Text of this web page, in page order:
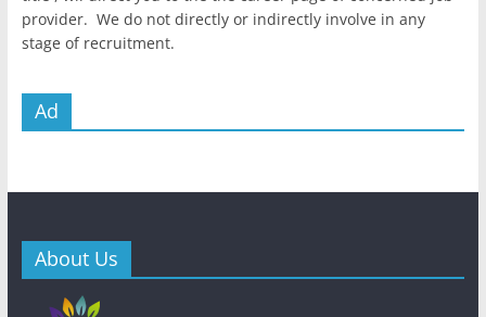
provider. We do not directly or indirectly involve in any
stage of recruitment.
Ad
About Us